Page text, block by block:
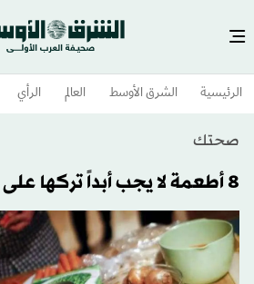
الرئيسية الشرق الأوسط​ العالم الرأي
صحتك
8 أطعمة لا يجب أبداً تركها على سطح المطبخ